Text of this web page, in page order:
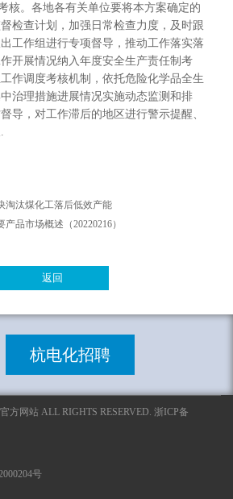
。各地各有关单位要将本方案确定的
检查计划，加强日常检查力度，及时跟
工作组进行专项督导，推动工作落实落
开展情况纳入年度安全生产责任制考
作调度考核机制，依托危险化学品全生
治理措施进展情况实施动态监测和排
导，对工作滞后的地区进行警示提醒、
淘汰煤化工落后低效产能
品市场概述（20220216）
返回
杭电化招聘
方网站 ALL RIGHTS RESERVED. 浙ICP备
号